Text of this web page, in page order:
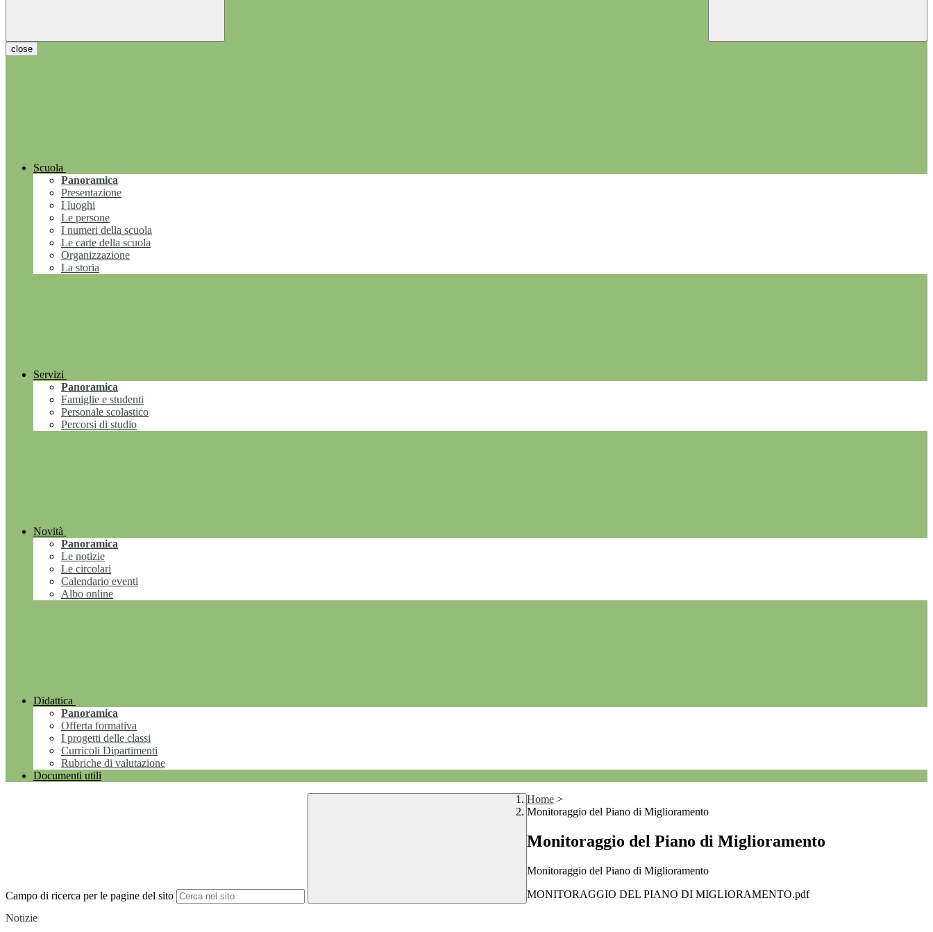
close
Scuola
Panoramica
Presentazione
I luoghi
Le persone
I numeri della scuola
Le carte della scuola
Organizzazione
La storia
Servizi
Panoramica
Famiglie e studenti
Personale scolastico
Percorsi di studio
Novità
Panoramica
Le notizie
Le circolari
Calendario eventi
Albo online
Didattica
Panoramica
Offerta formativa
I progetti delle classi
Curricoli Dipartimenti
Rubriche di valutazione
Documenti utili
Campo di ricerca per le pagine del sito
Home >
Monitoraggio del Piano di Miglioramento
Monitoraggio del Piano di Miglioramento
Monitoraggio del Piano di Miglioramento
MONITORAGGIO DEL PIANO DI MIGLIORAMENTO.pdf
Notizie